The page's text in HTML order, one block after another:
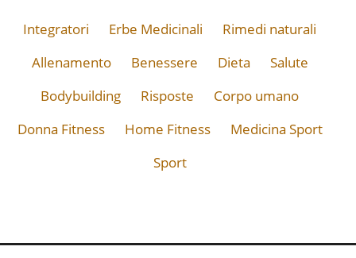
Integratori Erbe Medicinali
Rimedi naturali
Allenamento
Benessere Dieta
Salute
Bodybuilding
Risposte
Corpo umano
Donna Fitness
Home Fitness
Medicina Sport
Sport